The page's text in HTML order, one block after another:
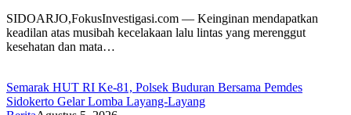
SIDOARJO,FokusInvestigasi.com — Keinginan mendapatkan
keadilan atas musibah kecelakaan lalu lintas yang merenggut
kesehatan dan mata…
Semarak HUT RI Ke-81, Polsek Buduran Bersama Pemdes
Sidokerto Gelar Lomba Layang-Layang